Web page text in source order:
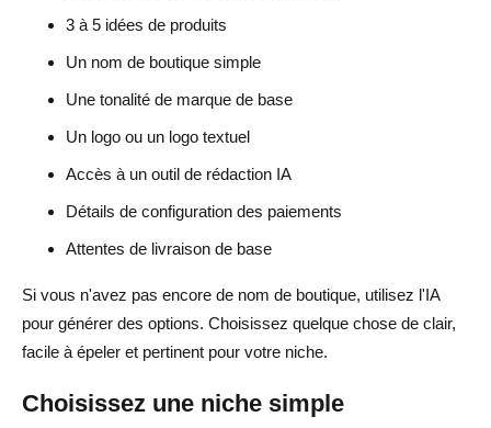
3 à 5 idées de produits
Un nom de boutique simple
Une tonalité de marque de base
Un logo ou un logo textuel
Accès à un outil de rédaction IA
Détails de configuration des paiements
Attentes de livraison de base
Si vous n'avez pas encore de nom de boutique, utilisez l'IA
pour générer des options. Choisissez quelque chose de clair,
facile à épeler et pertinent pour votre niche.
Choisissez une niche simple